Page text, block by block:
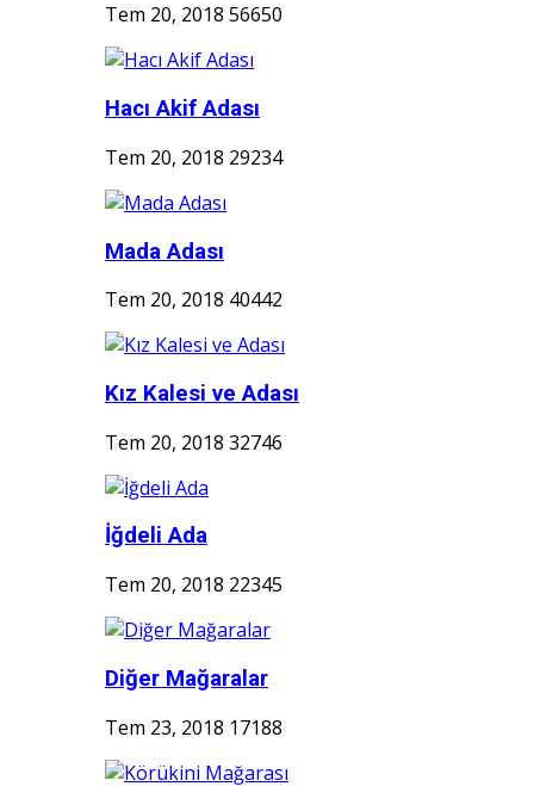
Tem 20, 2018 56650
Hacı Akif Adası
Tem 20, 2018 29234
Mada Adası
Tem 20, 2018 40442
Kız Kalesi ve Adası
Tem 20, 2018 32746
İğdeli Ada
Tem 20, 2018 22345
Diğer Mağaralar
Tem 23, 2018 17188